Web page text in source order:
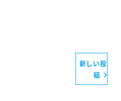
新しい投
稿